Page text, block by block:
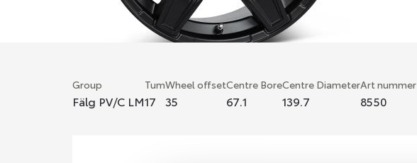
Group
Fälg PV/C LM
Tum
17
Wheel offset
35
Centre Bore
67.1
Centre Diameter
139.7
Art nummer
8550